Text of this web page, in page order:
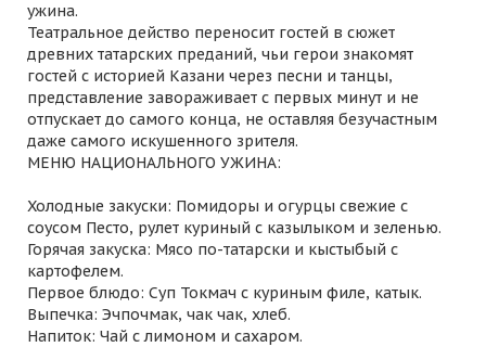
ужина.
Театральное действо переносит гостей в сюжет
древних татарских преданий, чьи герои знакомят
гостей с историей Казани через песни и танцы,
представление завораживает с первых минут и не
отпускает до самого конца, не оставляя безучастным
даже самого искушенного зрителя.
МЕНЮ НАЦИОНАЛЬНОГО УЖИНА:
Холодные закуски: Помидоры и огурцы свежие с
соусом Песто, рулет куриный с казылыком и зеленью.
Горячая закуска: Мясо по-татарски и кыстыбый с
картофелем.
Первое блюдо: Суп Токмач с куриным филе, катык.
Выпечка: Эчпочмак, чак чак, хлеб.
Напиток: Чай с лимоном и сахаром.